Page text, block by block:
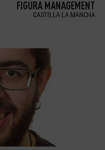
FIGURA MANAGEMENT
CASTILLA LA MANCHA